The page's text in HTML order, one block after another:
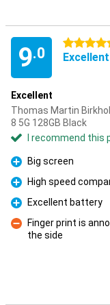
9.0
4.5 stars
Excellent
Excellent
Thomas Martin
8 5G 128GB Black
I recommend this
Pro
Big screen
Pro
High speed
Pro
Excellent battery
Finger print is
the side